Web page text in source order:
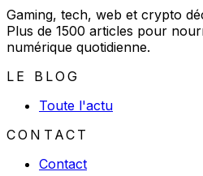
Gaming, tech, web et crypto
Plus de 1500 articles pour
numérique quotidienne.
LE BLOG
Toute l'actu
CONTACT
Contact